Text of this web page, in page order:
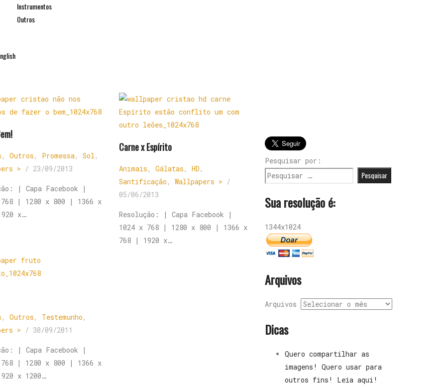
Instrumentos
Outros
,Outros , Promessa,Sol ,
> / 23/09/2013
| Capa Facebook |
768 | 1280 x 800 | 1366 x
x…
Carne x Espírito
Animais , Gálatas , HD ,
Santificação , Wallpapers > /
05/06/2013
Resolução: | Capa Facebook |
1024 x 768 | 1280 x 800 | 1366 x
768 | 1920 x…
,Outros , Testemunho ,
> / 30/09/2011
| Capa Facebook |
768 | 1280 x 800 | 1366 x
x 1200…
Pesquisar por:
Sua resolução é:
1344x1024
Arquivos
Arquivos
Dicas
Quero compartilhar as
imagens! Quero usar para
outros fins! Leia aqui!